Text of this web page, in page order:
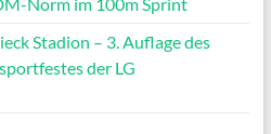
Stadion – 3. Auflage des
der LG